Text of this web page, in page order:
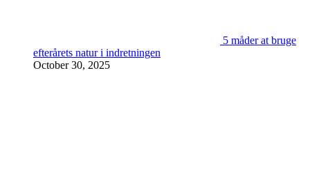
5 måder at bruge
efterårets natur i indretningen
October 30, 2025